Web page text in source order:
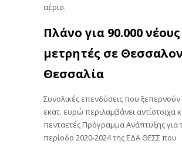
αέριο.
Πλάνο για 90.000 νέους
μετρητές σε
Θεσσαλία
Συνολικές επενδύσεις που ξεπερνούν
εκατ. ευρώ περιλαμβάνει αντίστοιχα
πενταετές Πρόγραμμα Ανάπτυξης για
περίοδο 2020-2024 της ΕΔΑ ΘΕΣΣ που